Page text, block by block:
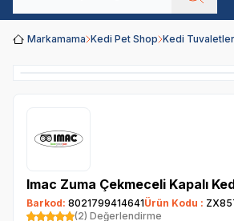
Markamama Kedi Pet Shop Kedi
Imac Zuma Çekmeceli Kapalı
Barkod: 8021799414641Ürün Kodu :
(2) Değerlendirme